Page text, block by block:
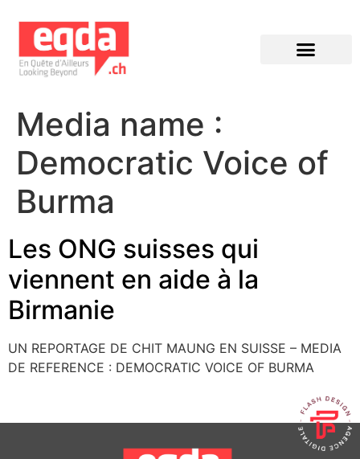
Media name :
Democratic Voice of
Burma
Les ONG suisses qui
viennent en aide à la
Birmanie
UN REPORTAGE DE CHIT MAUNG EN SUISSE – MEDIA
DE REFERENCE : DEMOCRATIC VOICE OF BURMA